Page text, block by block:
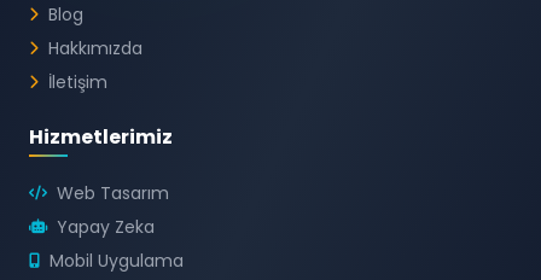
Blog
Hakkımızda
İletişim
Hizmetlerimiz
Web Tasarım
Yapay Zeka
Mobil Uygulama